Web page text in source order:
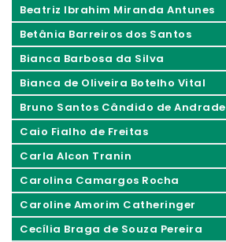
Beatriz Ibrahim Miranda Antunes
Betânia Barreiros dos Santos
Bianca Barbosa da Silva
Bianca de Oliveira Botelho Vital
Bruno Santos Cândido de Andrade
Caio Fialho de Freitas
Carla Alcon Tranin
Carolina Camargos Rocha
Caroline Amorim Catheringer
Cecília Braga de Souza Pereira